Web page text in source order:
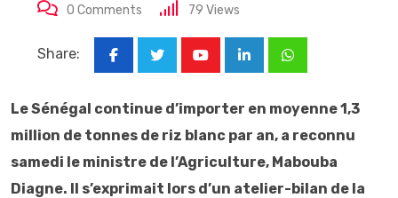
0 Comments 79 Views
Share:
LinkedInWhatsapp
Le Sénégal continue d’importer en moyenne 1,3
million de tonnes de riz blanc par an, a reconnu
samedi le ministre de l’Agriculture, Mabouba
Diagne. Il s’exprimait lors d’un atelier-bilan de la